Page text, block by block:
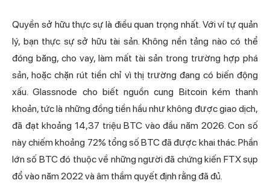
Quyền sở hữu thực sự là điều quan trọng nhất. Với ví tự quản
lý, bạn thực sự sở hữu tài sản. Không nền tảng nào có thể
đóng băng, cho vay, làm mất tài sản trong trường hợp phá
sản, hoặc chặn rút tiền chỉ vì thị trường đang có biến động
xấu. Glassnode cho biết nguồn cung Bitcoin kém thanh
khoản, tức là những đồng tiền hầu như không được giao dịch,
đã đạt khoảng 14,37 triệu BTC vào đầu năm 2026. Con số
này chiếm khoảng 72% tổng số BTC đã được khai thác. Phần
lớn số BTC đó thuộc về những người đã chứng kiến FTX sụp
đổ vào năm 2022 và âm thầm quyết định rằng đã đủ.